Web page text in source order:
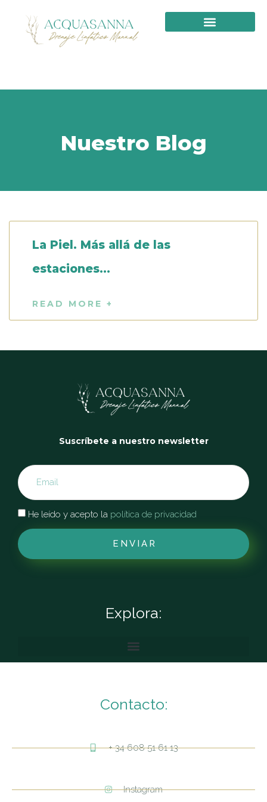
Nuestro Blog
La Piel. Más allá de las
estaciones…
READ MORE +
Suscríbete a nuestro newsletter
He leído y acepto la política de privacidad
ENVIAR
Explora:
Contacto:
+ 34 608 51 61 13
Instagram